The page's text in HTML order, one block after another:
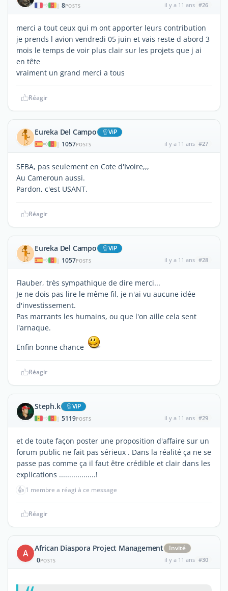
| 8POSTS il y a 11 ans #26
merci a tout ceux qui m ont apporter leurs contribution
je prends l avion vendredi 05 juin et vais reste d abord 3
mois le temps de voir plus clair sur les projets que j ai
en tête
vraiment un grand merci a tous
Réagir
Eureka Del Campo ViP
| 1057POSTS il y a 11 ans #27
SEBA, pas seulement en Cote d'Ivoire,,,
Au Cameroun aussi.
Pardon, c'est USANT.
Réagir
Eureka Del Campo ViP
| 1057POSTS il y a 11 ans #28
Flauber, très sympathique de dire merci...
Je ne dois pas lire le même fil, je n'ai vu aucune idée
d'investissement.
Pas marrants les humains, ou que l'on aille cela sent
l'arnaque.
Enfin bonne chance
Réagir
Steph.k ViP
| 5119POSTS il y a 11 ans #29
et de toute façon poster une proposition d'affaire sur un
forum public ne fait pas sérieux . Dans la réalité ça ne se
passe pas comme ça il faut être crédible et clair dans les
explications ..................!
👍 1 membre a réagi à ce message
Réagir
A African Diaspora Project Management
Invité
0POSTS il y a 11 ans #30